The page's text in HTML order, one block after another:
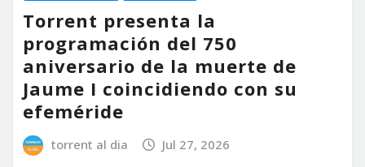
Torrent presenta la
programación del 750
aniversario de la muerte de
Jaume I coincidiendo con su
efeméride
torrent al dia Jul 27, 2026